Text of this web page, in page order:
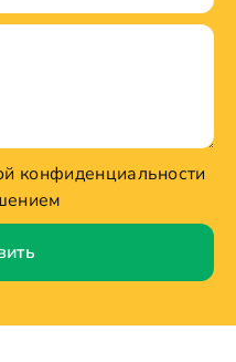
конфиденциальности